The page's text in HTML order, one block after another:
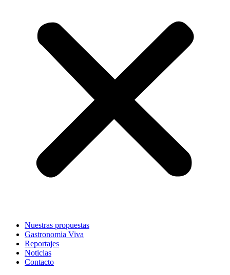
Nuestras propuestas
Gastronomia Viva
Reportajes
Noticias
Contacto